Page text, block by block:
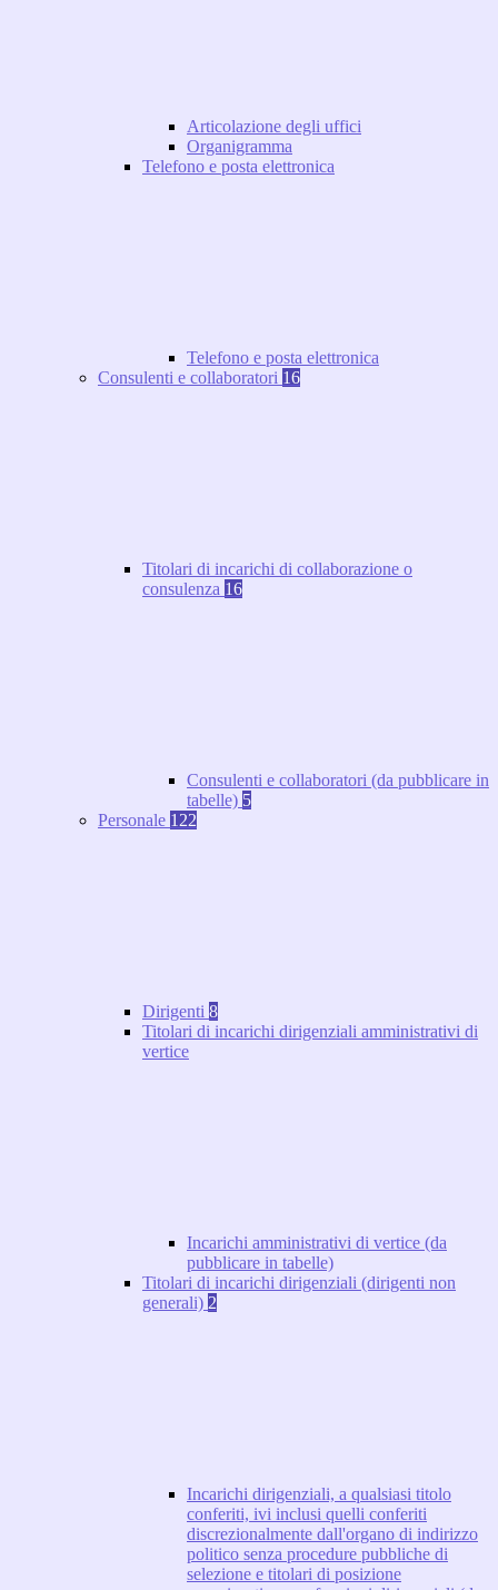
Articolazione degli uffici
Organigramma
Telefono e posta elettronica
Telefono e posta elettronica
Consulenti e collaboratori 16
Titolari di incarichi di collaborazione o
consulenza 16
Consulenti e collaboratori (da pubblicare in
tabelle) 5
Personale 122
Dirigenti 8
Titolari di incarichi dirigenziali amministrativi di
vertice
Incarichi amministrativi di vertice (da
pubblicare in tabelle)
Titolari di incarichi dirigenziali (dirigenti non
generali) 2
Incarichi dirigenziali, a qualsiasi titolo
conferiti, ivi inclusi quelli conferiti
discrezionalmente dall'organo di indirizzo
politico senza procedure pubbliche di
selezione e titolari di posizione